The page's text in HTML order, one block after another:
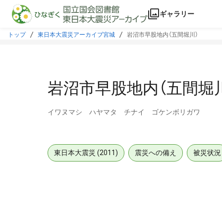
本文に飛ぶ
ギャラリー
トップ 東日本大震災アーカイブ宮城 岩沼市早股地内（五間堀川）
岩沼市早股地内（五間堀
イワヌマシ ハヤマタ チナイ ゴケンボリガワ
東日本大震災 (2011) 震災への備え 被災状況